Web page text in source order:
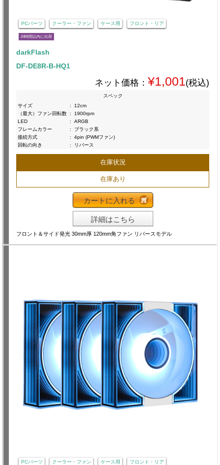
PCパーツ クーラー・ファン ケース用 フロント・リア
24時間以内に出荷
darkFlash
DF-DE8R-B-HQ1
ネット価格： ¥1,001 (税込)
スペック
サイズ
:
12cm
（最大）ファン回転数 :
1900rpm
LED
:
ARGB
フレームカラー
:
ブラック系
接続方式
:
4pin (PWMファン)
回転の向き
: リバース
在庫状況
在庫あり
カートに入れる
詳細はこちら
フロント＆サイド発光 30mm厚 120mm角ファン リバースモデル
PCパーツ クーラー・ファン ケース用 フロント・リア